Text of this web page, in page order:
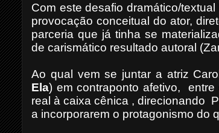
Com este desafio dramático/
provocação conceitual do ator,
parceria que já tinha se
de carismático resultado autoral
Ao qual vem se juntar a atriz
Ela) em contraponto afetivo,
entre
real à caixa cênica , direcionando
a incorporarem o protagonismo do